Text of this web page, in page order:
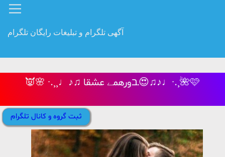
آگهی تلگرام و تبلیغات رایگان تلگرام
👿🌸 ·.¸¸♩♪♫ ـבورهمے عشقا😍♫♪♩·.¸🌺🩷
ثبت گروه و کانال تلگرام